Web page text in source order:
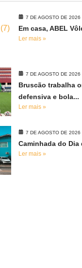
7 DE AGOSTO DE 2026
Em casa, ABEL
Ler mais »
7 DE AGOSTO DE 2026
Bruscão trabalha
defensiva e bola...
Ler mais »
7 DE AGOSTO DE 2026
Caminhada do Dia
Ler mais »